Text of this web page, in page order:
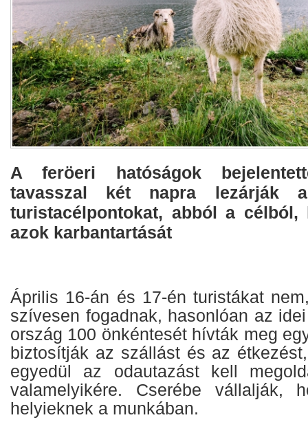
A feröeri hatóságok
tavasszal két napra lezárják a
turistacélpontokat, abból a célból,
azok karbantartását
Április 16-án és 17-én turistákat
szívesen fogadnak, hasonlóan az
ország 100 önkéntesét hívták meg
biztosítják az szállást és az
egyedül az odautazást kell
valamelyikére. Cserébe vállalják,
helyieknek a munkában.